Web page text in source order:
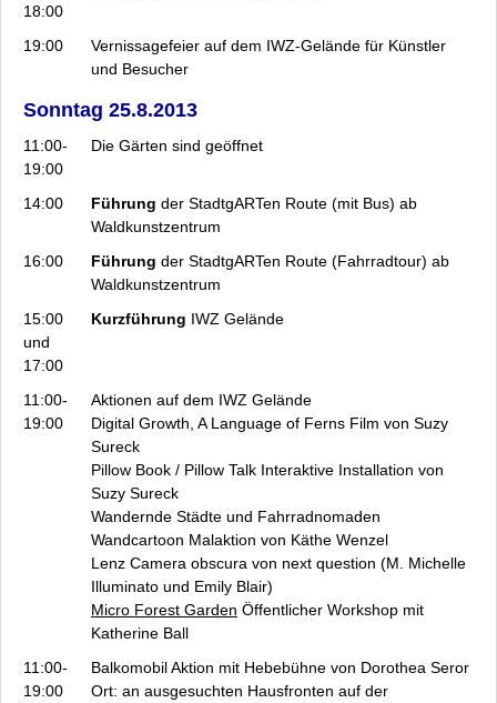
18:00
19:00
Vernissagefeier auf dem IWZ-Gelände für Künstler
und Besucher
Sonntag 25.8.2013
11:00-
19:00
Die Gärten sind geöffnet
14:00 Führung der StadtgARTen Route (mit Bus) ab
Waldkunstzentrum
16:00
Führung der StadtgARTen Route (Fahrradtour) ab
Waldkunstzentrum
15:00
und
17:00
Kurzführung IWZ Gelände
11:00-
19:00
Aktionen auf dem IWZ Gelände
Digital Growth, A Language of Ferns Film von Suzy
Sureck
Pillow Book / Pillow Talk Interaktive Installation von
Suzy Sureck
Wandernde Städte und Fahrradnomaden
Wandcartoon Malaktion von Käthe Wenzel
Lenz Camera obscura von next question (M. Michelle
Illuminato und Emily Blair)
Micro Forest Garden Öffentlicher Workshop mit
Katherine Ball
11:00-
19:00
BalkomobilAktion mit Hebebühne von Dorothea Seror
Ort: an ausgesuchten Hausfronten auf der